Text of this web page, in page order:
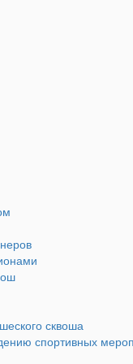
сквоша
спортивных